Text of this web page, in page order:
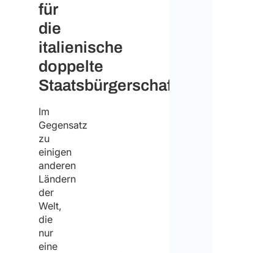
für
die
italienische
doppelte
Staatsbürgerschaft?
Im
Gegensatz
zu
einigen
anderen
Ländern
der
Welt,
die
nur
eine